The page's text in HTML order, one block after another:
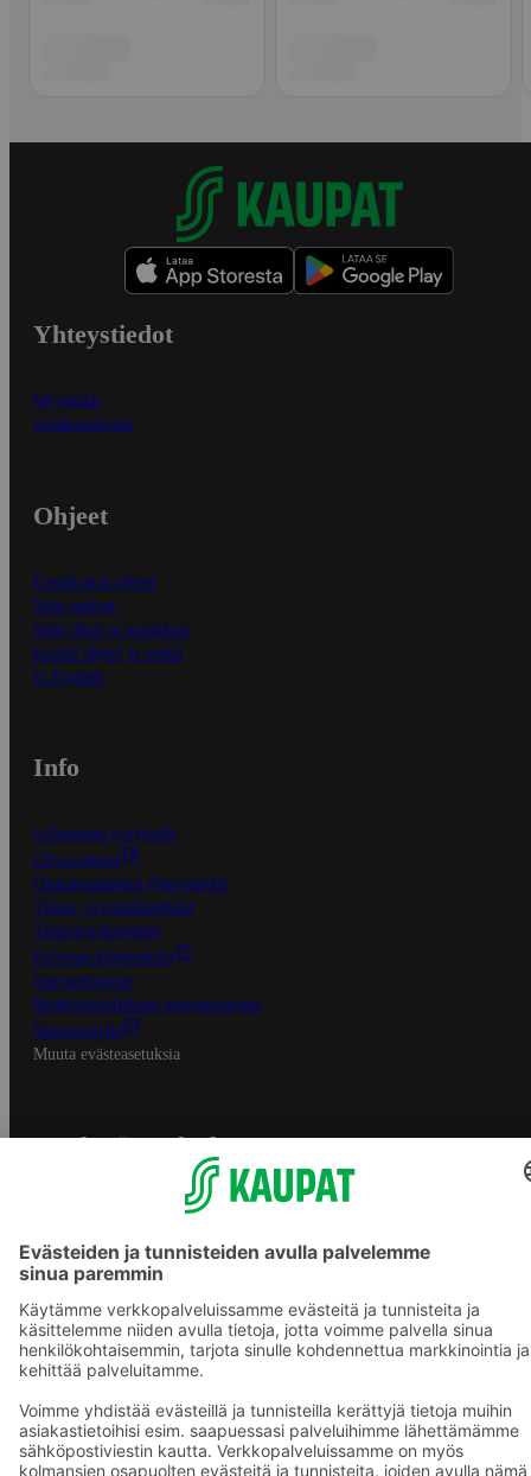
Yhteystiedot
Myymälät
Asiakaspalvelu
Ohjeet
Ensitilaajan ohjeet
Näin maksat
Näin tilaat ja muokkaat
Kaikki ohjeet ja vinkit
In English
Info
S-Business yrityksille
Oiva-raportit
Osuuskauppojen yhteystiedot
Tilaus- ja toimitusehdot
Tietosuojakäytäntö
Palvelun käyttöehdot
Saavutettavuus
Mobiilisovelluksen saavutettavuus
Mainostajalle
Muuta evästeasetuksia
S-ryhmän palvelut
Yhteishyvä Ruoka -sovellus
Prisma.fi
Sokos.fi
S-Pankki
Sokos Hotels
Raflaamo